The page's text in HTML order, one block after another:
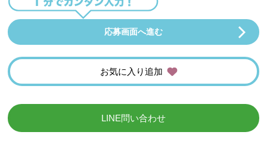
応募画面へ進む
お気に入り追加
LINE問い合わせ